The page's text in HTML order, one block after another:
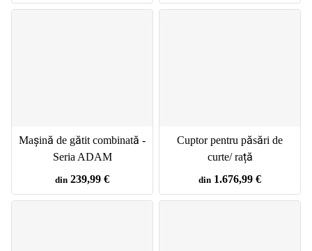
Mașină de gătit combinată -
Seria ADAM
din 239,99 €
Cuptor pentru păsări de
curte/ rață
din 1.676,99 €